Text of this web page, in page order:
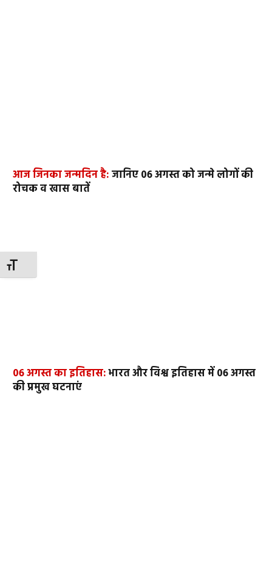
TOGGLE FONT SIZE
आज जिनका जन्मदिन है:जानिए 06 अगस्त को जन्मे लोगों की
रोचक व खास बातें
06 अगस्त का इतिहास:भारत और विश्व इतिहास में 06 अगस्त
की प्रमुख घटनाएं